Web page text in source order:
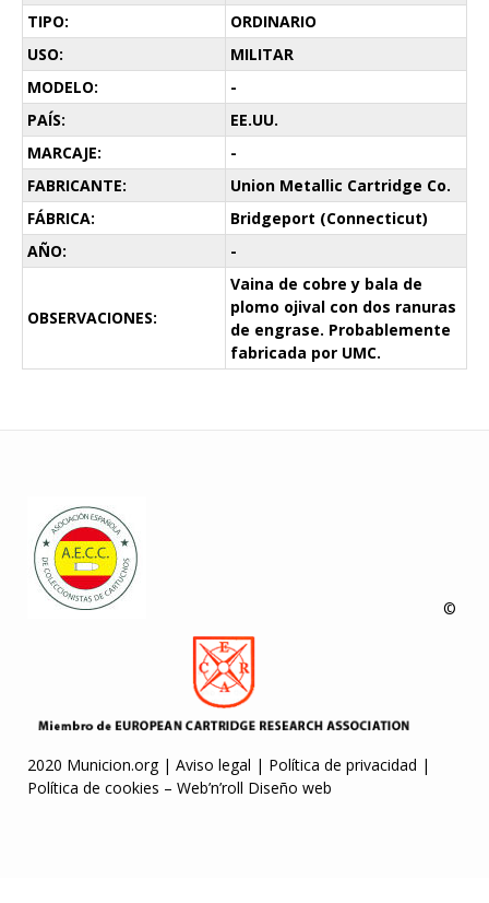
TIPO:
ORDINARIO
USO:
MILITAR
MODELO:
-
PAÍS:
EE.UU.
MARCAJE:
-
FABRICANTE:
Union Metallic Cartridge Co.
FÁBRICA:
Bridgeport (Connecticut)
AÑO:
-
OBSERVACIONES:
Vaina de cobre y bala de
plomo ojival con dos ranuras
de engrase. Probablemente
fabricada por UMC.
©
2020 Municion.org | Aviso legal | Política de privacidad |
Política de cookies – Web’n’roll Diseño web